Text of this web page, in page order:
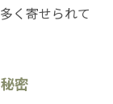
く寄せられて
密